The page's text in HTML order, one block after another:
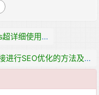
上一篇：英文外贸SEO工具Ahrefs超详细使用教程
下一篇：利用反向链接进行SEO优化的方法及技巧